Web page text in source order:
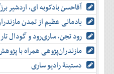
آقاحسن بادکوبه ای، اردشیر
یادمانی عظیم از تمدن
رود تجن، ساری‌رود و گودال
مازندران‌پژوهی همراه با
دستینۀ رادیو ساری